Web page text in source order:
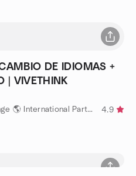
DE IDIOMAS +
| VIVETHINK
por Santiago Language Exchange 🌎 International Party VIVETHINK
4.9